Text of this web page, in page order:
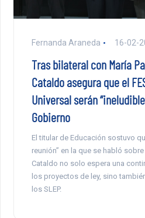
Fernanda Araneda 16-02-
Tras bilateral con María
Cataldo asegura que el
Universal serán
Gobierno
El titular de Educación sostuvo
reunión” en la que se habló
Cataldo no solo espera una
los proyectos de ley, sino
los SLEP.